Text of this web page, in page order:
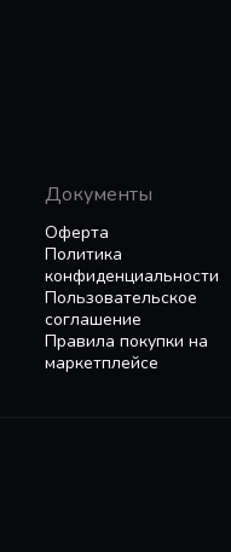
Документы
Оферта
Политика
конфиденциальности
Пользовательское
соглашение
Правила покупки на
маркетплейсе